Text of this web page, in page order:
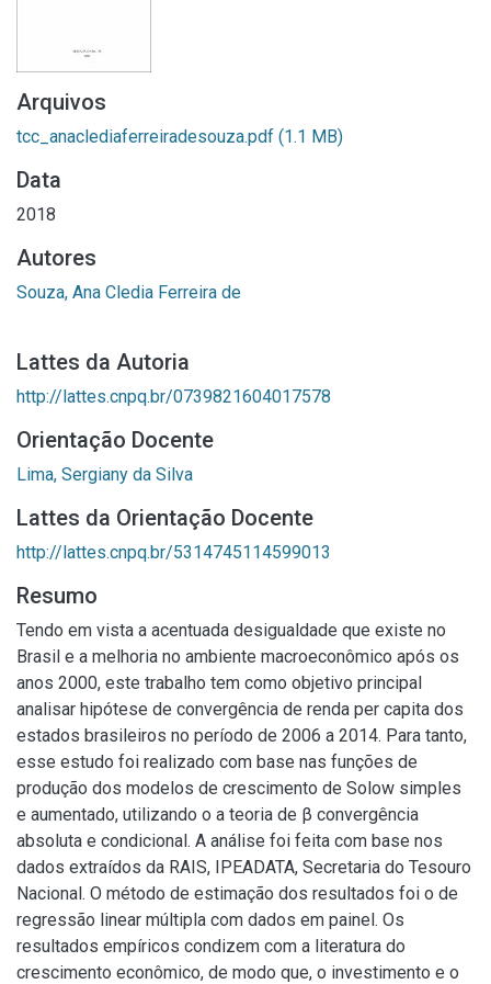
Arquivos
tcc_anaclediaferreiradesouza.pdf (1.1 MB)
Data
2018
Autores
Souza, Ana Cledia Ferreira de
Lattes da Autoria
http://lattes.cnpq.br/0739821604017578
Orientação Docente
Lima, Sergiany da Silva
Lattes da Orientação Docente
http://lattes.cnpq.br/5314745114599013
Resumo
Tendo em vista a acentuada desigualdade que existe no
Brasil e a melhoria no ambiente macroeconômico após os
anos 2000, este trabalho tem como objetivo principal
analisar hipótese de convergência de renda per capita dos
estados brasileiros no período de 2006 a 2014. Para tanto,
esse estudo foi realizado com base nas funções de
produção dos modelos de crescimento de Solow simples
e aumentado, utilizando o a teoria de β convergência
absoluta e condicional. A análise foi feita com base nos
dados extraídos da RAIS, IPEADATA, Secretaria do Tesouro
Nacional. O método de estimação dos resultados foi o de
regressão linear múltipla com dados em painel. Os
resultados empíricos condizem com a literatura do
crescimento econômico, de modo que, o investimento e o